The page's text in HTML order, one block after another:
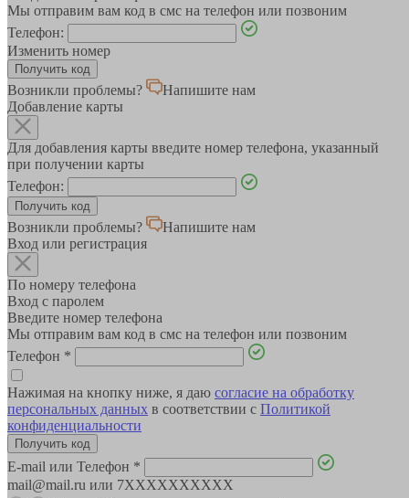
Мы отправим вам код в смс на телефон или позвоним
Телефон:
Изменить номер
Возникли проблемы?
Напишите нам
Добавление карты
Для добавления карты введите номер телефона, указанный
при получении карты
Телефон:
Возникли проблемы?
Напишите нам
Вход или регистрация
По номеру телефона
Вход с паролем
Введите номер телефона
Мы отправим вам код в смс на телефон или позвоним
Телефон *
Нажимая на кнопку ниже, я даю согласие на обработку
персональных данных в соответствии с Политикой
конфиденциальности
E-mail или Телефон *
mail@mail.ru или 7XXXXXXXXXX